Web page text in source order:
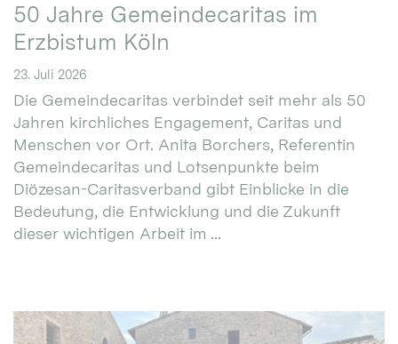
50 Jahre Gemeindecaritas im
Erzbistum Köln
23. Juli 2026
Die Gemeindecaritas verbindet seit mehr als 50
Jahren kirchliches Engagement, Caritas und
Menschen vor Ort. Anita Borchers, Referentin
Gemeindecaritas und Lotsenpunkte beim
Diözesan-Caritasverband gibt Einblicke in die
Bedeutung, die Entwicklung und die Zukunft
dieser wichtigen Arbeit im ...